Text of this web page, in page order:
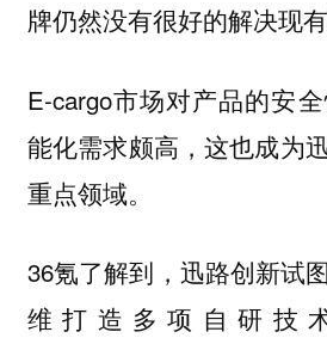
牌仍然没有很好的解决现
E-cargo市场对产品的安
能化需求颇高，这也成为
重点领域。
36氪了解到，迅路创新试
维打造多项自研技